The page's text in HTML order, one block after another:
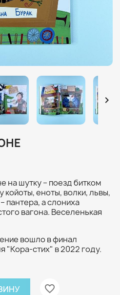

на шутку – поезд битком
еноты, волки, львы,
пантера, а слониха
вагона. Веселенькая
вошло в финал
"Кора-стих" в 2022 году.
favorite_border